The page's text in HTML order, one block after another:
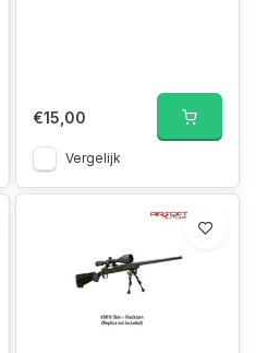
€15,00
Vergelijk